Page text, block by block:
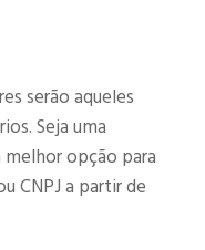
serão aqueles
Seja uma
opção para
CNPJ a partir de